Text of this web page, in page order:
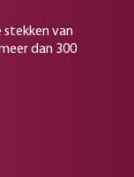
van
dan 300